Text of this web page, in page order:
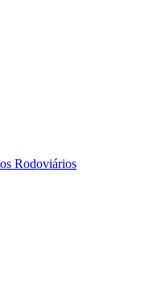
Rodoviários